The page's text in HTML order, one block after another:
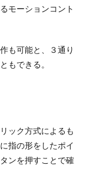
モーションコント
も可能と、３通り
もできる。
ック方式によるも
指の形をしたポイ
ンを押すことで確